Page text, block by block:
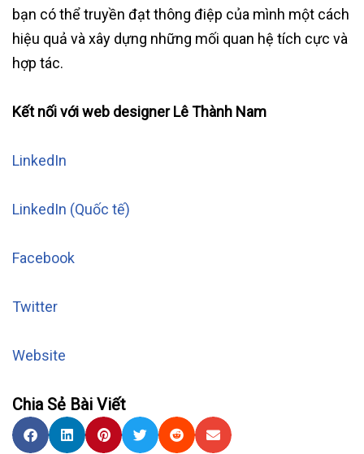
bạn có thể truyền đạt thông điệp của mình một cách
hiệu quả và xây dựng những mối quan hệ tích cực và
hợp tác.
Kết nối với web designer Lê Thành Nam
LinkedIn
LinkedIn (Quốc tế)
Facebook
Twitter
Website
Chia Sẻ Bài Viết